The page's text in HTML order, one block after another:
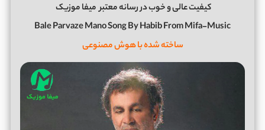
کیفیت عالی و خوب در رسانه معتبرمیفا موزیک
Bale Parvaze Mano Song By Habib From Mifa-Music
ساخته شده با هوش مصنوعی